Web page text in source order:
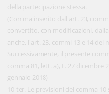
della partecipazione stessa.
(Comma inserito dall'art. 23,
convertito, con modificazioni, dalla
anche, l'art. 23, commi 13 e 14 del
Successivamente, il presente
comma 81, lett. a), L. 27 dicembre
gennaio 2018)
10-ter. Le previsioni del comma